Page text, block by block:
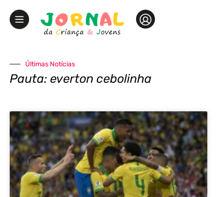
Últimas Notícias
Pauta: everton cebolinha